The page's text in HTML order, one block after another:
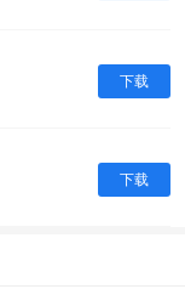
下载
下载